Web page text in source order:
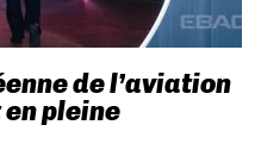
de l’aviation
en pleine